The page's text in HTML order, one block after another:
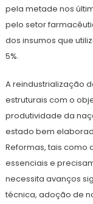
pela metade nos
pelo setor
dos insumos que
5%.
A reindustrialização
estruturais com o
produtividade da
estado bem
Reformas, tais como
essenciais e
necessita avanços
técnica, adoção de